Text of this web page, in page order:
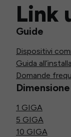
Link
Guide
Dispositivi
Guida
Domande
1 GIGA
5 GIGA
10 GIGA